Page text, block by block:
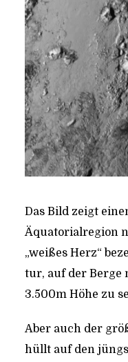
Das Bild zeigt
Äqua­to­ri­al­re­gi­on
„wei­ßes Herz“
tur, auf der Ber­ge
3.500m Höhe zu
Aber auch der
hüllt auf den